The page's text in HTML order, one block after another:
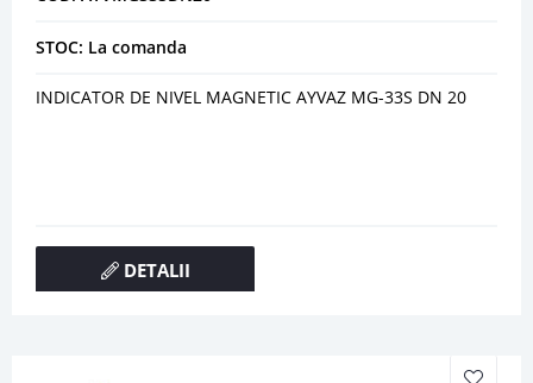
STOC: La comanda
INDICATOR DE NIVEL MAGNETIC AYVAZ MG-33S DN 20
DETALII